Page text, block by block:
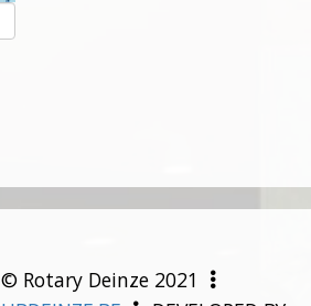
Rotary Deinze 2021